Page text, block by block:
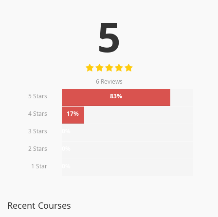
5
6 Reviews
5 Stars
83%
4 Stars 17%
3 Stars
2 Stars
1 Star
Recent Courses